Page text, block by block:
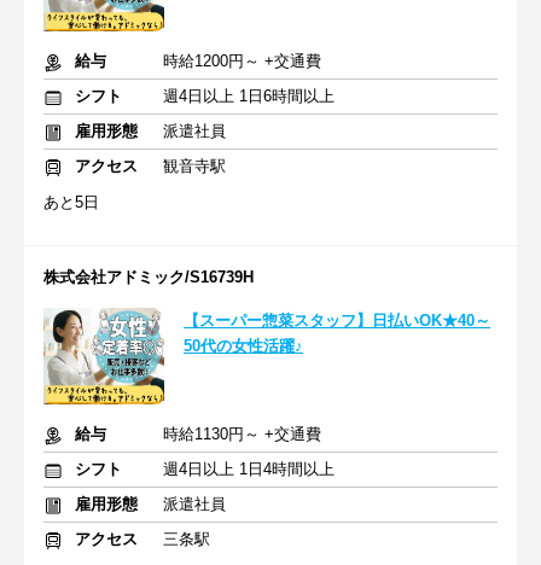
給与
時給1200円～ +交通費
シフト
週4日以上 1日6時間以上
雇用形態
派遣社員
アクセス
観音寺駅
あと5日
株式会社アドミック/S16739H
【スーパー惣菜スタッフ】日払いOK★40～
50代の女性活躍♪
給与
時給1130円～ +交通費
シフト
週4日以上 1日4時間以上
雇用形態
派遣社員
アクセス
三条駅